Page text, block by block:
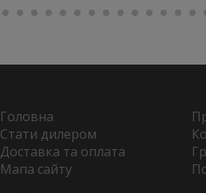
Головна
Стати дилером
Доставка та оплата
Мапа сайту